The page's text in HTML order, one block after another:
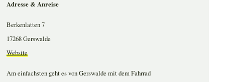
Adresse & Anreise
Berkenlatten 7
17268 Gerswalde
Website
Am einfachsten geht es von Gerswalde mit dem Fahrrad